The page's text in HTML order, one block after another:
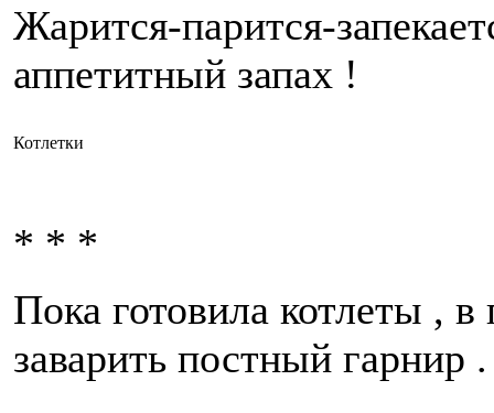
Жарится-парится-
аппетитный запах !
Котлетки
* * *
Пока готовила котлеты ,
заварить постный гарнир .